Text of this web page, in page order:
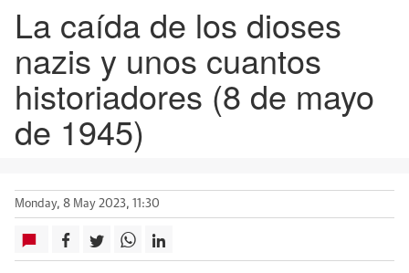
La caída de los dioses
nazis y unos cuantos
historiadores (8 de mayo
de 1945)
Monday, 8 May 2023, 11:30